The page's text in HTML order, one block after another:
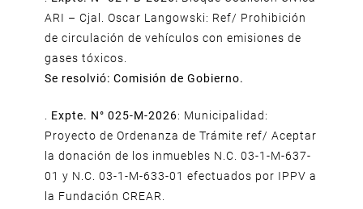
ARI – Cjal. Oscar Langowski: Ref/ Prohibición
de circulación de vehículos con emisiones de
gases tóxicos.
Se resolvió: Comisión de Gobierno.
Expte. N° 025-M-2026: Municipalidad:
Proyecto de Ordenanza de Trámite ref/ Aceptar
la donación de los inmuebles N.C. 03-1-M-637-
01 y N.C. 03-1-M-633-01 efectuados por IPPV a
la Fundación CREAR.